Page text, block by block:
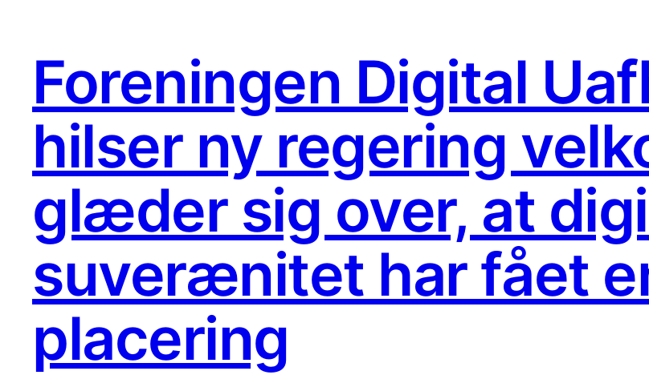
Foreningen Digital
hilser ny regering
glæder sig over, at
suverænitet har fået
placering